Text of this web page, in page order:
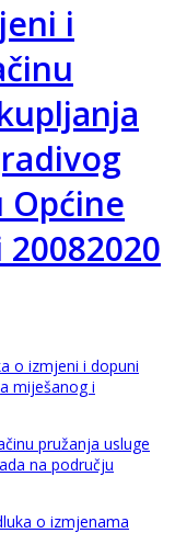
i
Općine
o izmjeni i dopuni
miješanog i
pružanja usluge
na području
o izmjenama